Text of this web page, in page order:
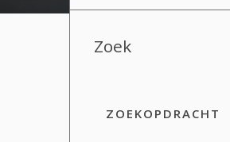
Zoek
ZOEKOPDRACHT